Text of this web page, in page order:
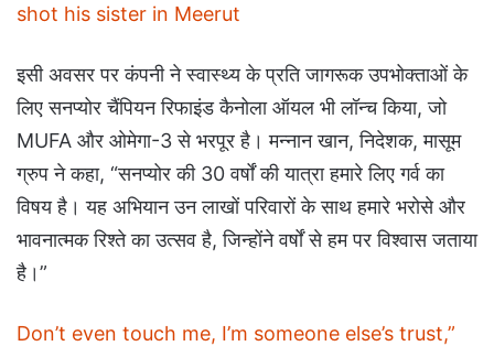
shot his sister in Meerut
इसी अवसर पर कंपनी ने स्वास्थ्य के प्रति जागरूक उपभोक्ताओं के
लिए सनप्योर चैंपियन रिफाइंड कैनोला ऑयल भी लॉन्च किया, जो
MUFA और ओमेगा-3 से भरपूर है। मन्नान खान, निदेशक, मासूम
ग्रुप ने कहा, “सनप्योर की 30 वर्षों की यात्रा हमारे लिए गर्व का
विषय है। यह अभियान उन लाखों परिवारों के साथ हमारे भरोसे और
भावनात्मक रिश्ते का उत्सव है, जिन्होंने वर्षों से हम पर विश्वास जताया
है।”
Don’t even touch me, I’m someone else’s trust,”